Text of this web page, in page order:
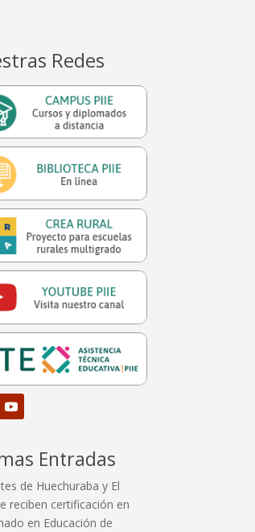
Redes
Entradas
de Huechuraba y El
reciben certificación en
en Educación de